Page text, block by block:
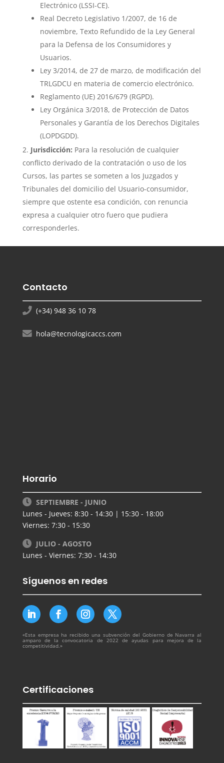
Electrónico (LSSI-CE).
Real Decreto Legislativo 1/2007, de 16 de
noviembre, Texto Refundido de la Ley General
para la Defensa de los Consumidores y
Usuarios.
Ley 3/2014, de 27 de marzo, de modificación del
TRLGDCU en materia de comercio electrónico.
Reglamento (UE) 2016/679 (RGPD).
Ley Orgánica 3/2018, de Protección de Datos
Personales y Garantía de los Derechos Digitales
(LOPDGDD).
Jurisdicción: Para la resolución de cualquier
conflicto derivado de la contratación o uso de los
Cursos, las partes se someten a los Juzgados y
Tribunales del domicilio del Usuario-consumidor,
siempre que ostente esa condición, con renuncia
expresa a cualquier otro fuero que pudiera
corresponderles.
Contacto
(+34) 948 36 10 78
hola@tecnologicaccs.com
Horario
SEPTIEMBRE - JUNIO
Lunes - Jueves: 8:30 - 14:30 | 15:30 - 18:00
Viernes: 7:30 - 15:30
JULIO - AGOSTO
Lunes - Viernes: 7:30 - 14:30
Síguenos en redes
«Esta empresa ha recibido una subvención del Gobierno de Navarra al
amparo de la convocatoria de 2022 de ayudas para mejora de la
competitividad.»
Certificaciones